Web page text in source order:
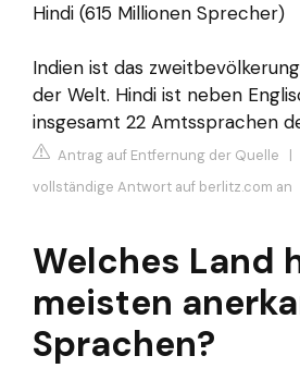
Hindi (615 Millionen Sprecher)
Indien ist das
der Welt. Hindi ist neben
insgesamt 22 Amtssprachen
Antrag auf Entfernung der Quelle |
vollständige Antwort auf berlitz.com an
Welches Land
meisten
Sprachen?